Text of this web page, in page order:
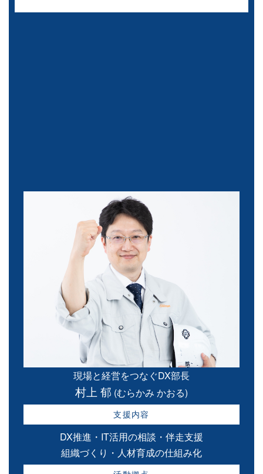
現場と経営をつなぐDX部長
村上 郁 (むらかみ かおる)
支援内容
DX推進・IT活用の相談・伴走支援
組織づくり・人材育成の仕組み化